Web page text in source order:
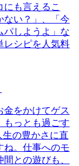
も言えるこ
ない？」、「今
パしようよ」な
レシピを人気料
金をかけてゲス
もっとも過ごす
生の豊かさに直
ね。仕事へのモ
との遊びも、